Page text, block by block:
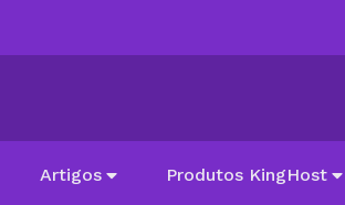
Artigos Produtos KingHost